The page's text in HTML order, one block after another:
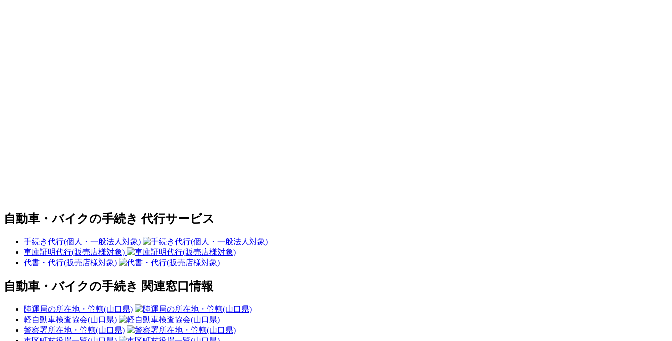
自動車・バイクの手続き 代行サービス
手続き代行(個人・一般法人対象)
車庫証明代行(販売店様対象)
代書・代行(販売店様対象)
自動車・バイクの手続き 関連窓口情報
陸運局の所在地・管轄(山口県)
軽自動車検査協会(山口県)
警察署所在地・管轄(山口県)